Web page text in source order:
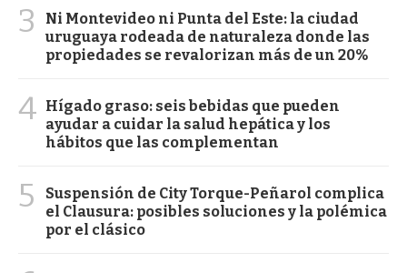
3
Ni Montevideo ni Punta del Este: la ciudad
uruguaya rodeada de naturaleza donde las
propiedades se revalorizan más de un 20%
4 Hígado graso: seis bebidas que pueden
ayudar a cuidar la salud hepática y los
hábitos que las complementan
5
Suspensión de City Torque-Peñarol complica
el Clausura: posibles soluciones y la polémica
por el clásico